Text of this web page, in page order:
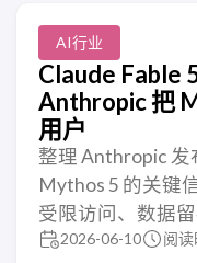
AI行业
Claude Fable
Anthropic 把
用户
整理 Anthropic 发
Mythos 5 的关键
受限访问、数据
2026-06-10 阅